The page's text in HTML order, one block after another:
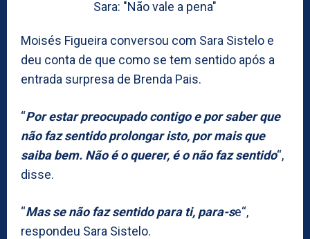
Moisés Figueira conversou com Sara Sistelo e
deu conta de que como se tem sentido após a
entrada surpresa de Brenda Pais.
“Por estar preocupado contigo e por saber que
não faz sentido prolongar isto, por mais que
saiba bem. Não é o querer, é o não faz sentido“,
disse.
“Mas se não faz sentido para ti, para-se“,
respondeu Sara Sistelo.